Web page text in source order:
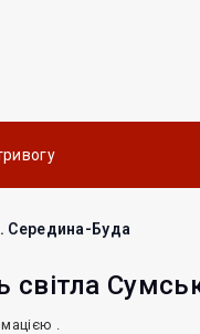
Середина-Буда
світла
.